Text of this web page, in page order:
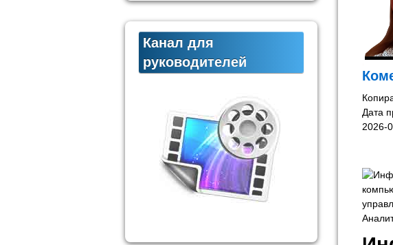
Дата
2026-
Канал для
руководителей